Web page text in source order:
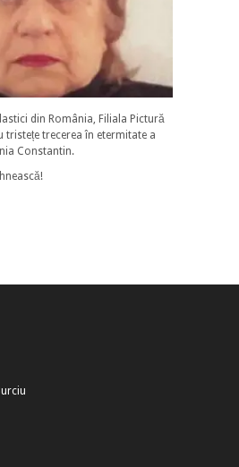
din România, Filiala Pictură
tristețe trecerea în etermitate a
Constantin.